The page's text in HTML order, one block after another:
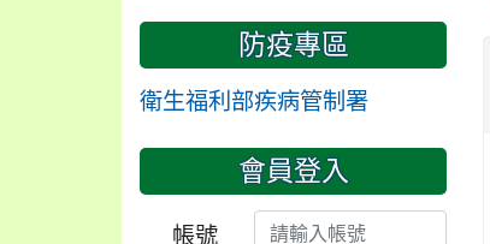
防疫專區
衛生福利部疾病管制署
會員登入
帳號